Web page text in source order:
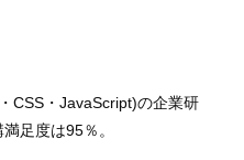
CSS・JavaScript)の企業研
足度は95％。